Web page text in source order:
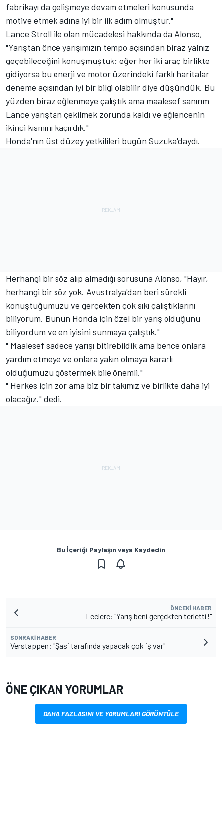
fabrikayı da gelişmeye devam etmeleri konusunda
motive etmek adına iyi bir ilk adım olmuştur."
Lance Stroll ile olan mücadelesi hakkında da Alonso,
"Yarıştan önce yarışımızın tempo açısından biraz yalnız
geçebileceğini konuşmuştuk; eğer her iki araç birlikte
gidiyorsa bu enerji ve motor üzerindeki farklı haritalar
deneme açısından iyi bir bilgi olabilir diye düşündük. Bu
yüzden biraz eğlenmeye çalıştık ama maalesef sanırım
Lance yarıştan çekilmek zorunda kaldı ve eğlencenin
ikinci kısmını kaçırdık."
Honda'nın üst düzey yetkilileri bugün Suzuka'daydı.
Herhangi bir söz alıp almadığı sorusuna Alonso, "Hayır,
herhangi bir söz yok. Avustralya'dan beri sürekli
konuştuğumuzu ve gerçekten çok sıkı çalıştıklarını
biliyorum. Bunun Honda için özel bir yarış olduğunu
biliyordum ve en iyisini sunmaya çalıştık."
" Maalesef sadece yarışı bitirebildik ama bence onlara
yardım etmeye ve onlara yakın olmaya kararlı
olduğumuzu göstermek bile önemli."
" Herkes için zor ama biz bir takımız ve birlikte daha iyi
olacağız." dedi.
Bu İçeriği Paylaşın veya Kaydedin
ÖNCEKI HABER
Leclerc: "Yarış beni gerçekten terletti!"
SONRAKI HABER
Verstappen: "Şasi tarafında yapacak çok iş var"
ÖNE ÇIKAN YORUMLAR
DAHA FAZLASINI VE YORUMLARI GÖRÜNTÜLE